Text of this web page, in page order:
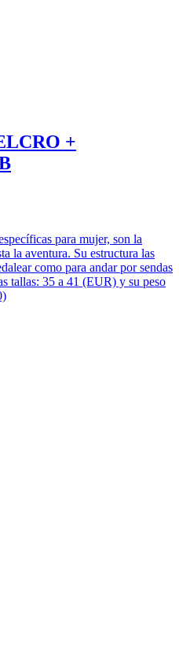
+
para mujer, son la
la aventura. Su estructura las
como para andar por sendas
tallas: 35 a 41 (EUR) y su peso